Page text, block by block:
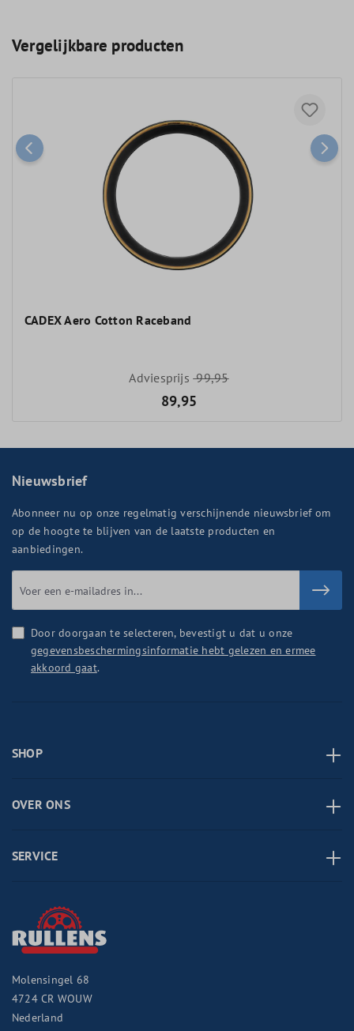
Vergelijkbare producten
CADEX Aero Cotton Raceband
Adviesprijs99,95
89,95
Nieuwsbrief
Abonneer nu op onze regelmatig verschijnende nieuwsbrief om
op de hoogte te blijven van de laatste producten en
aanbiedingen.
Door doorgaan te selecteren, bevestigt u dat u onze
gegevensbeschermingsinformatie hebt gelezen en ermee
akkoord gaat.
SHOP
OVER ONS
SERVICE
Molensingel 68
4724 CR WOUW
Nederland